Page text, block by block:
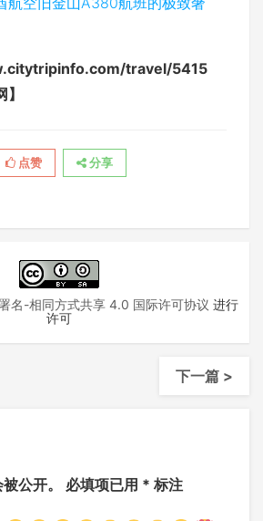
travel/5415
点赞 分享
名-相同方式共享 4.0 国际许可协议 进行
许可
下一篇 >
公开。 必填项已用 * 标注